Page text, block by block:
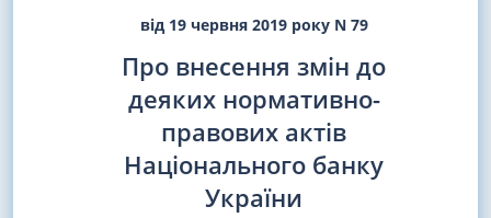
від 19 червня 2019 року N 79
Про внесення змін до
деяких нормативно-
правових актів
Національного банку
України